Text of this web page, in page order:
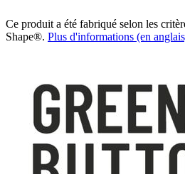
Ce produit a été fabriqué selon les
Shape®. Plus d'informations (en